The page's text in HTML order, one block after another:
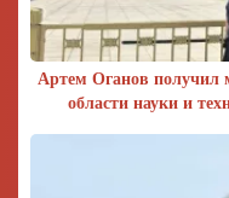
Артем Оганов получил
области науки и